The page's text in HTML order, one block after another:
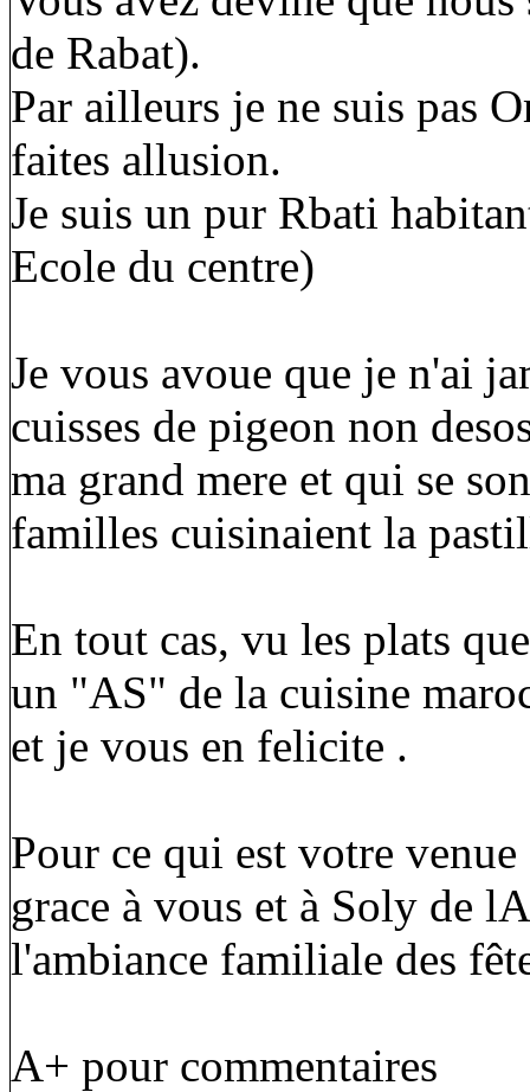
de Rabat).
Par ailleurs je ne suis pas
faites allusion.
Je suis un pur Rbati
Ecole du centre)
Je vous avoue que je n'ai
cuisses de pigeon non
ma grand mere et qui se
familles cuisinaient la
En tout cas, vu les plats
un "AS" de la cuisine
et je vous en felicite .
Pour ce qui est votre
grace à vous et à Soly de
l'ambiance familiale des
A+ pour commentaires